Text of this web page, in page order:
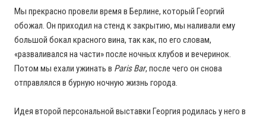
Мы прекрасно провели время в Берлине, который Георгий
обожал. Он приходил на стенд к закрытию, мы наливали ему
большой бокал красного вина, так как, по его словам,
«разваливался на части» после ночных клубов и вечеринок.
Потом мы ехали ужинать в Paris Bar, после чего он снова
отправлялся в бурную ночную жизнь города.
Идея второй персональной выставки Георгия родилась у него в